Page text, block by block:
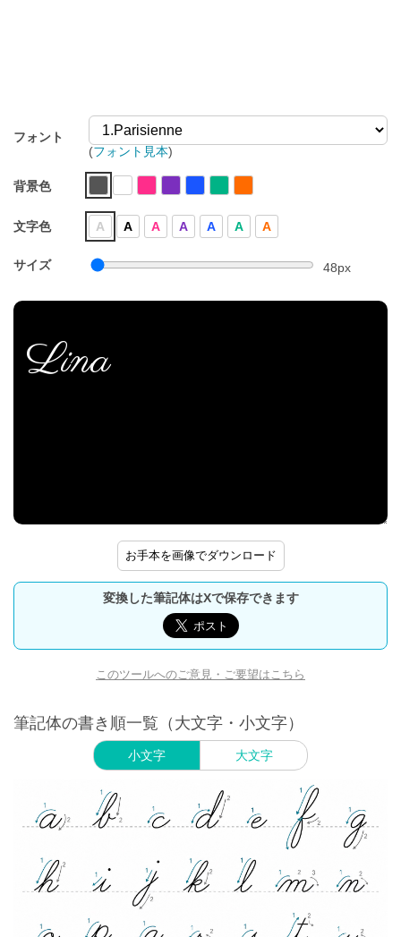
フォント
(フォント見本)
背景色
文字色 A A A A A A A
サイズ 48px
お手本を画像でダウンロード
変換した筆記体はXで保存できます
このツールへのご意見・ご要望はこちら
筆記体の書き順一覧（大文字・小文字）
小文字 大文字